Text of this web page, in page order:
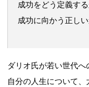
成功をどう定義する
成功に向かう正し
ダリオ氏が若い世代へ
自分の人生について